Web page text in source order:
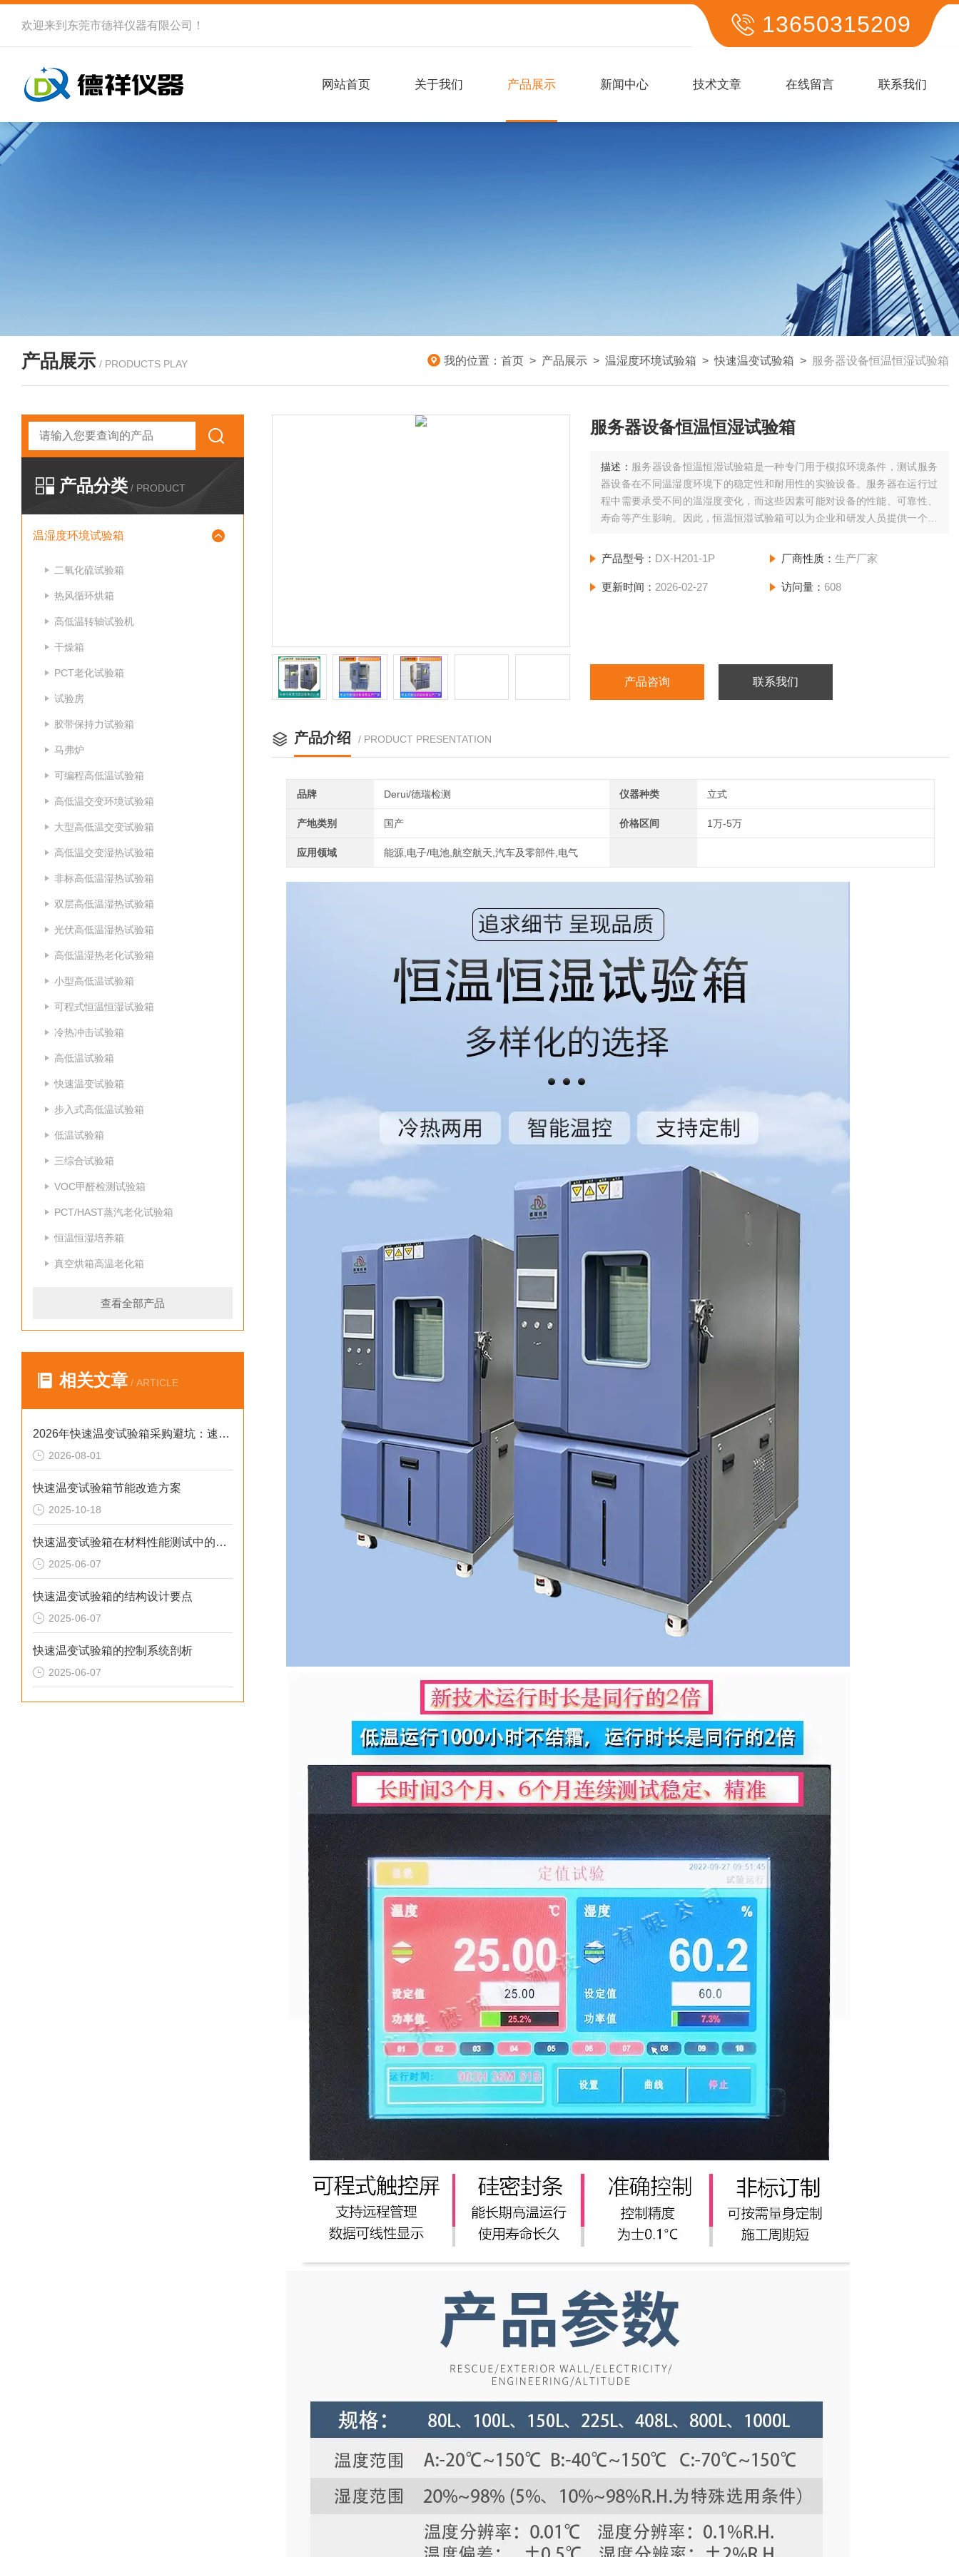
欢迎来到 东莞市德祥仪器有限公司 ！ 13650315209
网站首页 关于我们 产品展示 新闻中心 技术文章 在线留言 联系我们
产品展示 / PRODUCTS PLAY 我的位置： 首页 > 产品展示 > 温湿度环境试验箱 >快速温变试验箱 > 服务器设备恒温恒湿试验箱
产品分类 / PRODUCT
温湿度环境试验箱
二氧化硫试验箱
热风循环烘箱
高低温转轴试验机
干燥箱
PCT老化试验箱
试验房
胶带保持力试验箱
马弗炉
可编程高低温试验箱
高低温交变环境试验箱
大型高低温交变试验箱
高低温交变湿热试验箱
非标高低温湿热试验箱
双层高低温湿热试验箱
光伏高低温湿热试验箱
高低温湿热老化试验箱
小型高低温试验箱
可程式恒温恒湿试验箱
冷热冲击试验箱
高低温试验箱
快速温变试验箱
步入式高低温试验箱
低温试验箱
三综合试验箱
VOC甲醛检测试验箱
PCT/HAST蒸汽老化试验箱
恒温恒湿培养箱
真空烘箱高温老化箱
查看全部产品
相关文章 / ARTICLE
2026年快速温变试验箱采购避坑：速率、工况与合规选型逻辑
2026-08-01
快速温变试验箱节能改造方案
2025-10-18
快速温变试验箱在材料性能测试中的重要作用
2025-06-07
快速温变试验箱的结构设计要点
2025-06-07
快速温变试验箱的控制系统剖析
2025-06-07
服务器设备恒温恒湿试验箱
描述： 服务器设备恒温恒湿试验箱是一种专门用于模拟环境条件，测试服务
器设备在不同温湿度环境下的稳定性和耐用性的实验设备。服务器在运行过
程中需要承受不同的温湿度变化，而这些因素可能对设备的性能、可靠性、
寿命等产生影响。因此，恒温恒湿试验箱可以为企业和研发人员提供一个严
产品型号： DX-H201-1P 厂商性质： 生产厂家
更新时间： 2026-02-27 访问量： 608
产品咨询 联系我们
产品介绍 / PRODUCT PRESENTATION
品牌 Derui/德瑞检测 仪器种类 立式
产地类别 国产 价格区间 1万-5万
应用领域 能源,电子/电池,航空航天,汽车及零部件,电气